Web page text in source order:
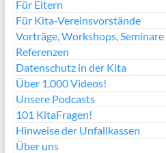
Für Eltern
Für Kita-Vereinsvorstände
Vorträge, Workshops, Seminare
Referenzen
Datenschutz in der Kita
Über 1.000 Videos!
Unsere Podcasts
101 KitaFragen!
Hinweise der Unfallkassen
Über uns